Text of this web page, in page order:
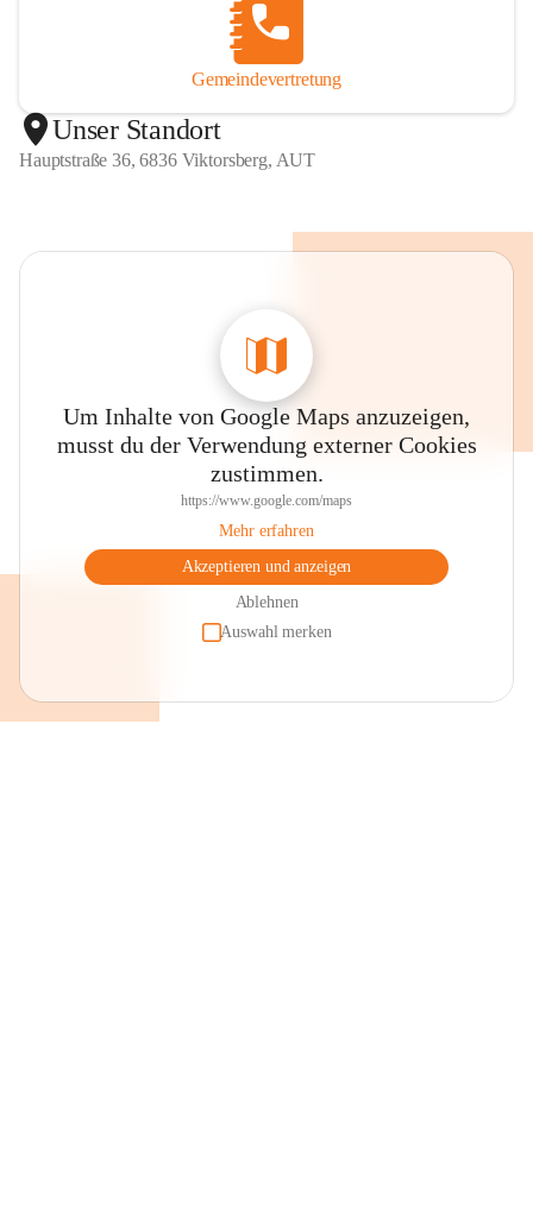
Gemeindevertretung
Unser Standort
Hauptstraße 36, 6836 Viktorsberg, AUT
Um Inhalte von Google Maps anzuzeigen,
musst du der Verwendung externer Cookies
zustimmen.
https://www.google.com/maps
Mehr erfahren
Akzeptieren und anzeigen
Ablehnen
Auswahl merken